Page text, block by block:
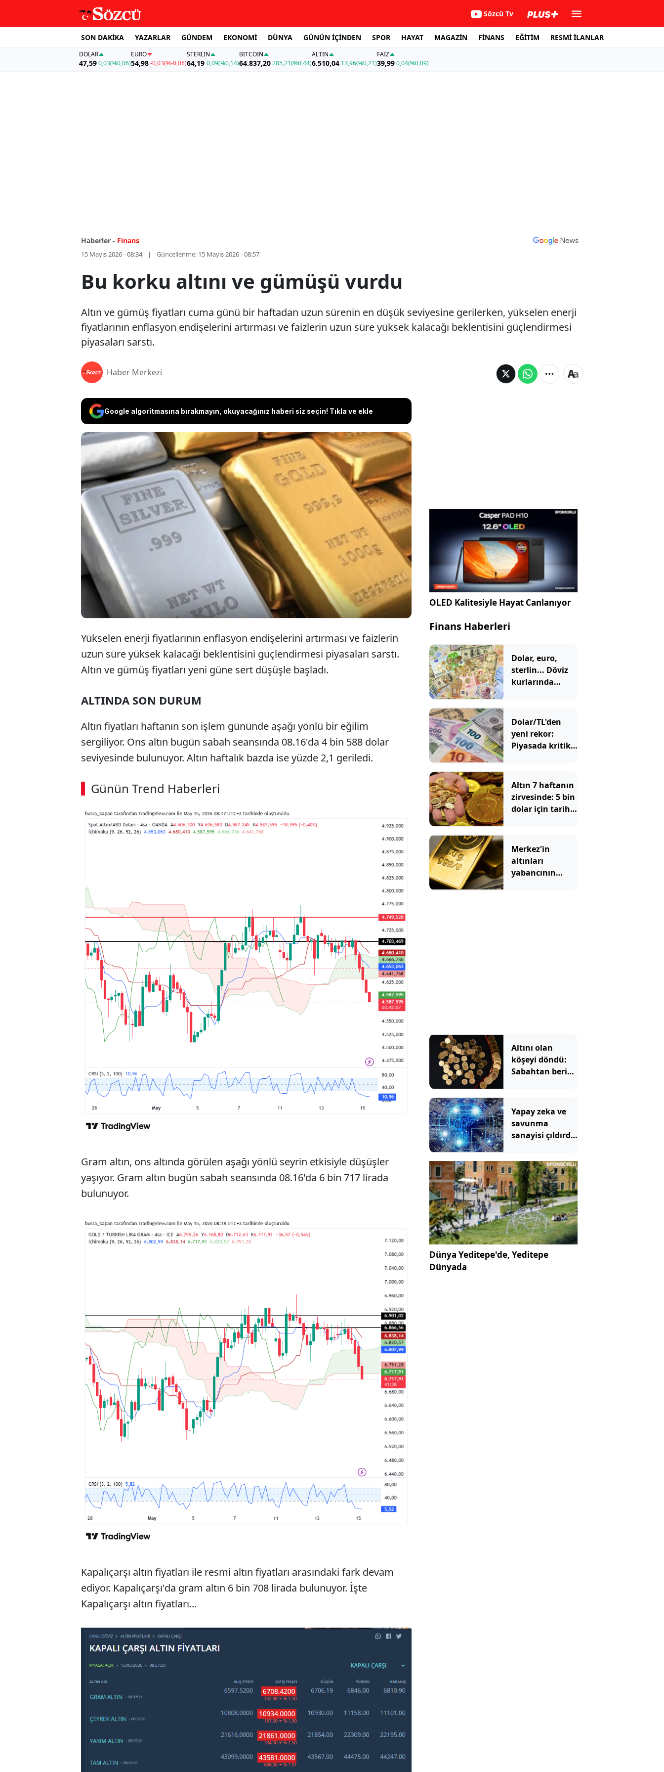
Sözcü Tv
SON DAKİKA YAZARLAR GÜNDEM EKONOMİ DÜNYA GÜNÜN İÇİNDEN SPOR HAYAT MAGAZİN FİNANS EĞİTİM RESMİ İLANLAR
DOLAR
47,590,03(%0,06)
EURO
54,98 -0,03(%-0,06)
STERLIN
64,19 0,09(%0,14)
BITCOIN
64.837,20285,21(%0,44)
ALTIN
6.510,04 13,96(%0,21)
FAİZ
39,990,04(%0,09)
Haberler - Finans
15 Mayıs 2026 - 08:34 Güncellenme: 15 Mayıs 2026 - 08:57
Bu korku altını ve gümüşü vurdu
Altın ve gümüş fiyatları cuma günü bir haftadan uzun sürenin en düşük seviyesine gerilerken, yükselen enerji
fiyatlarının enflasyon endişelerini artırması ve faizlerin uzun süre yüksek kalacağı beklentisini güçlendirmesi
piyasaları sarstı.
Haber Merkezi
Google algoritmasına bırakmayın, okuyacağınız haberi siz seçin! Tıkla ve ekle
Altın ve gümüş fiyatları cuma günü bir haftadan uzun sürenin
en düşük seviyesine gerilerken, yükselen enerji fiyatlarının
enflasyon endişelerini artırması ve faizlerin uzun süre yüksek
kalacağı beklentisini güçlendirmesi piyasaları sarstı.
Yükselen enerji fiyatlarının enflasyon endişelerini artırması ve faizlerin
uzun süre yüksek kalacağı beklentisini güçlendirmesi piyasaları sarstı.
Altın ve gümüş fiyatları yeni güne sert düşüşle başladı.
ALTINDA SON DURUM
Altın fiyatları haftanın son işlem gününde aşağı yönlü bir eğilim
sergiliyor. Ons altın bugün sabah seansında 08.16'da 4 bin 588 dolar
seviyesinde bulunuyor. Altın haftalık bazda ise yüzde 2,1 geriledi.
Günün Trend Haberleri
00:02 / 09:08
Gram altın, ons altında görülen aşağı yönlü seyrin etkisiyle düşüşler
yaşıyor. Gram altın bugün sabah seansında 08.16'da 6 bin 717 lirada
bulunuyor.
Kapalıçarşı altın fiyatları ile resmi altın fiyatları arasındaki fark devam
ediyor. Kapalıçarşı'da gram altın 6 bin 708 lirada bulunuyor. İşte
Kapalıçarşı altın fiyatları...
OLED Kalitesiyle Hayat Canlanıyor
Finans Haberleri
Dolar, euro,
sterlin... Döviz
kurlarında
Dolar/TL'den
yeni rekor:
Piyasada kritik
alarmı!
Altın 7 haftanın
zirvesinde: 5 bin
dolar için tarih
Merkez'in
altınları
yabancının
Altını olan
köşeyi döndü:
Sabahtan beri
Yapay zeka ve
savunma
sanayisi çıldırdı:
temmuz
kazananları
belli oldu
Dünya Yeditepe'de, Yeditepe
Dünyada